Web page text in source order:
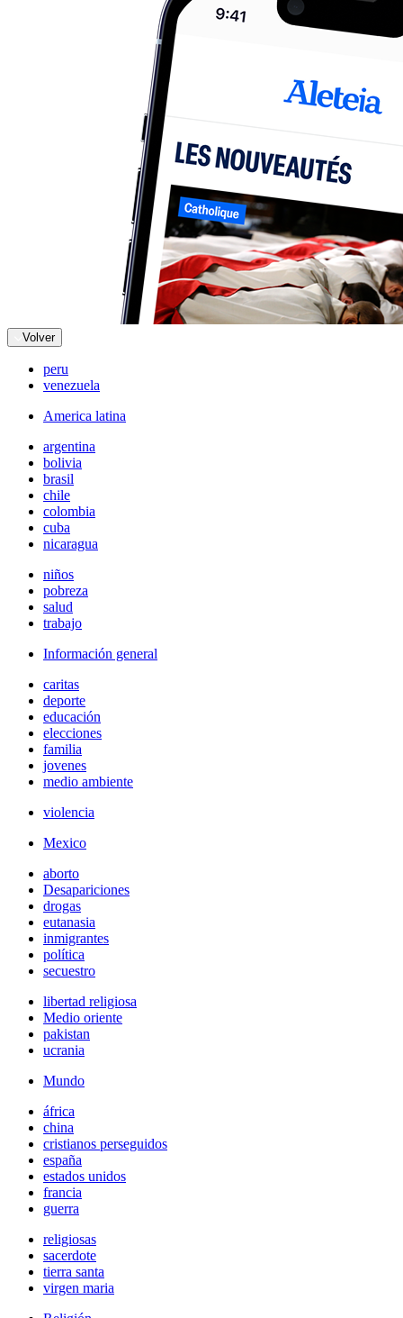
Volver
peru
venezuela
America latina
argentina
bolivia
brasil
chile
colombia
cuba
nicaragua
niños
pobreza
salud
trabajo
Información general
caritas
deporte
educación
elecciones
familia
jovenes
medio ambiente
violencia
Mexico
aborto
Desapariciones
drogas
eutanasia
inmigrantes
política
secuestro
libertad religiosa
Medio oriente
pakistan
ucrania
Mundo
áfrica
china
cristianos perseguidos
españa
estados unidos
francia
guerra
religiosas
sacerdote
tierra santa
virgen maria